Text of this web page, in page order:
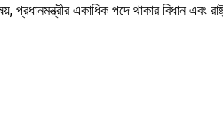
একাধিক পদে থাকার বিধান এবং